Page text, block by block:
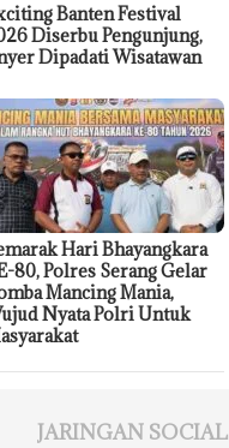
Banten Festival
Diserbu Pengunjung,
Dipadati Wisatawan
Hari Bhayangkara
80, Polres Serang Gelar
Mancing Mania,
Nyata Polri Untuk
JARINGAN SOCIAL